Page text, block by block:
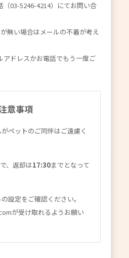
（03-5246-4214）にてお問い合
無い場合はメールの不着が考え
アドレスかお電話でもう一度ご
意事項
ペットのご同伴はご遠慮く
、返却は17:30までとなって
設定をご確認ください。
が受け取れるようお願い